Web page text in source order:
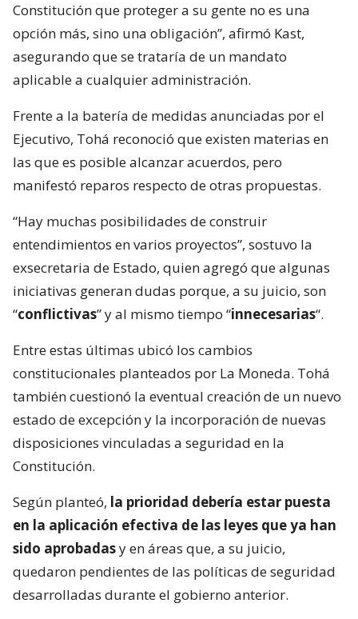
Constitución que proteger a su gente no es una
opción más, sino una obligación”, afirmó Kast,
asegurando que se trataría de un mandato
aplicable a cualquier administración.
Frente a la batería de medidas anunciadas por el
Ejecutivo, Tohá reconoció que existen materias en
las que es posible alcanzar acuerdos, pero
manifestó reparos respecto de otras propuestas.
“Hay muchas posibilidades de construir
entendimientos en varios proyectos”, sostuvo la
exsecretaria de Estado, quien agregó que algunas
iniciativas generan dudas porque, a su juicio, son
“conflictivas” y al mismo tiempo “innecesarias“.
Entre estas últimas ubicó los cambios
constitucionales planteados por La Moneda. Tohá
también cuestionó la eventual creación de un nuevo
estado de excepción y la incorporación de nuevas
disposiciones vinculadas a seguridad en la
Constitución.
Según planteó, la prioridad debería estar puesta
en la aplicación efectiva de las leyes que ya han
sido aprobadasy en áreas que, a su juicio,
quedaron pendientes de las políticas de seguridad
desarrolladas durante el gobierno anterior.